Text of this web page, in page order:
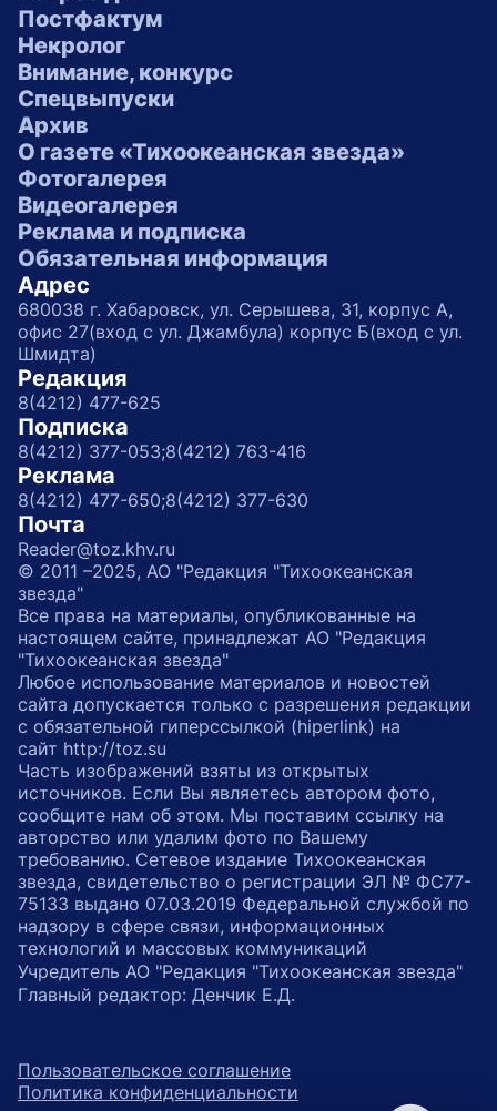
Постфактум
Некролог
Внимание, конкурс
Спецвыпуски
Архив
О газете «Тихоокеанская звезда»
Фотогалерея
Видеогалерея
Реклама и подписка
Обязательная информация
Адрес
680038 г. Хабаровск, ул. Серышева, 31, корпус А,
офис 27(вход с ул. Джамбула) корпус Б(вход с ул.
Шмидта)
Редакция
8(4212) 477-625
Подписка
8(4212) 377-053;8(4212) 763-416
Реклама
8(4212) 477-650;8(4212) 377-630
Почта
Reader@toz.khv.ru
© 2011 –2025, АО "Редакция "Тихоокеанская
звезда"
Все права на материалы, опубликованные на
настоящем сайте, принадлежат АО "Редакция
"Тихоокеанская звезда"
Любое использование материалов и новостей
сайта допускается только с разрешения редакции
с обязательной гиперссылкой (hiperlink) на
сайт http://toz.su
Часть изображений взяты из открытых
источников. Если Вы являетесь автором фото,
сообщите нам об этом. Мы поставим ссылку на
авторство или удалим фото по Вашему
требованию. Сетевое издание Тихоокеанская
звезда, свидетельство о регистрации ЭЛ № ФС77-
75133 выдано 07.03.2019 Федеральной службой по
надзору в сфере связи, информационных
технологий и массовых коммуникаций
Учредитель АО "Редакция "Тихоокеанская звезда"
Главный редактор: Денчик Е.Д.
Пользовательское соглашение
Политика конфиденциальности